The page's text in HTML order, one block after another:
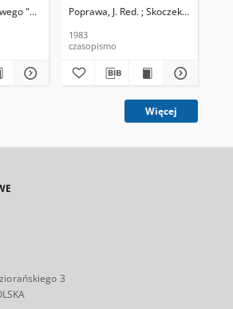
"Rotunda" Skoczek, T. Red.
Poprawa, J. Red. ; Skoczek T. Red.
1983
czasopismo
Więcej
3